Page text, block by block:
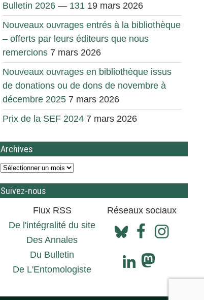
Bulletin 2026 — 131 19 mars 2026
Nouveaux ouvrages entrés à la bibliothèque
– offerts par leurs éditeurs que nous
remercions 7 mars 2026
Nouveaux ouvrages en bibliothèque issus
de donations ou de dons de novembre à
décembre 2025 7 mars 2026
Prix de la SEF 2024 7 mars 2026
Archives
Suivez-nous
Flux RSS
Réseaux sociaux
De l'intégralité du site
Des Annales
Du Bulletin
De L'Entomologiste